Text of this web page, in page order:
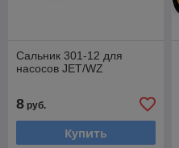
Сальник 301-12 для
насосов JET/WZ
8 руб.
Купить